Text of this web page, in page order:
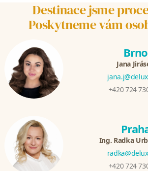
Destinace jsme
Poskytneme vám
Brno
Jana
+420 724
Ing. Radka
+420 724